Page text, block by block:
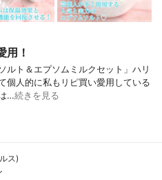
用！
ルト＆エプソムミルクセット」ハリ
個人的に私もリピ買い愛用している
…続きを見る
ス)